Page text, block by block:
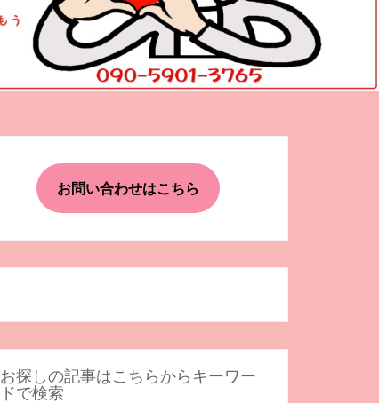
お問い合わせはこちら
お探しの記事はこちらからキーワー
ドで検索